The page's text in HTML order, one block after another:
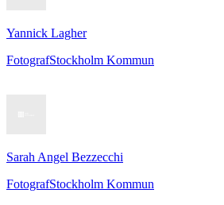
Yannick Lagher
FotografStockholm Kommun
Sarah Angel Bezzecchi
FotografStockholm Kommun